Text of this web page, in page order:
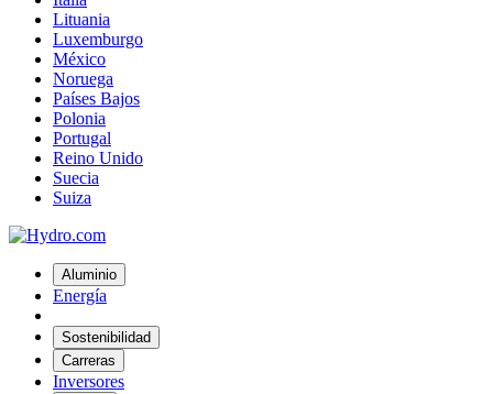
Lituania
Luxemburgo
México
Noruega
Países Bajos
Polonia
Portugal
Reino Unido
Suecia
Suiza
Aluminio
Energía
Sostenibilidad
Carreras
Inversores